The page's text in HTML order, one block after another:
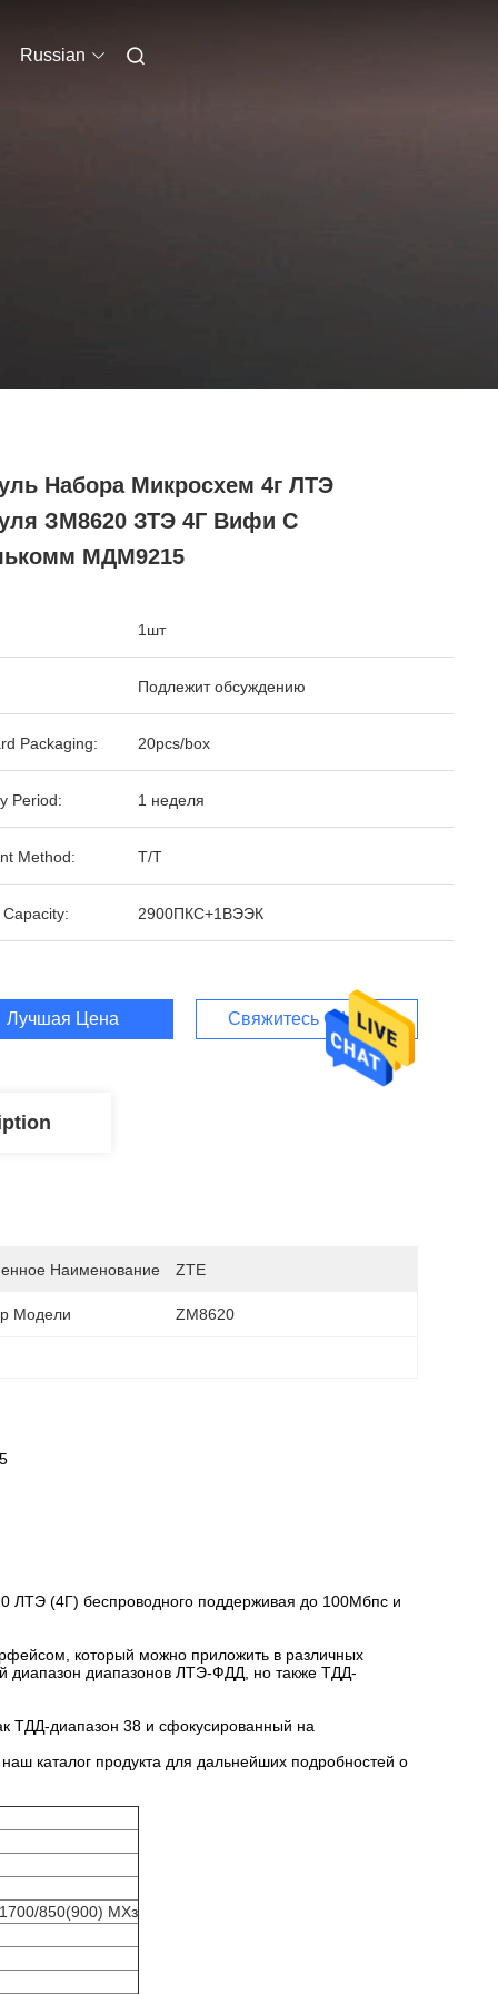
Russian
Набора Микросхем 4г ЛТЭ
ЗМ8620 ЗТЭ 4Г Вифи С
МДМ9215
1шт
Подлежит обсуждению
Packaging: 20pcs/box
Period: 1 неделя
Method: T/T
2900ПКС+1ВЭЭК
Лучшая Цена Свяжитесь С Нами
Наименование ZTE
Модели ZM8620
(4Г) беспроводного поддерживая до 100Мбпс и
который можно приложить в различных
диапазонов ЛТЭ-ФДД, но также ТДД-
ТДД-диапазон 38 и сфокусированный на
каталог продукта для дальнейших подробностей о
850(900) МХз